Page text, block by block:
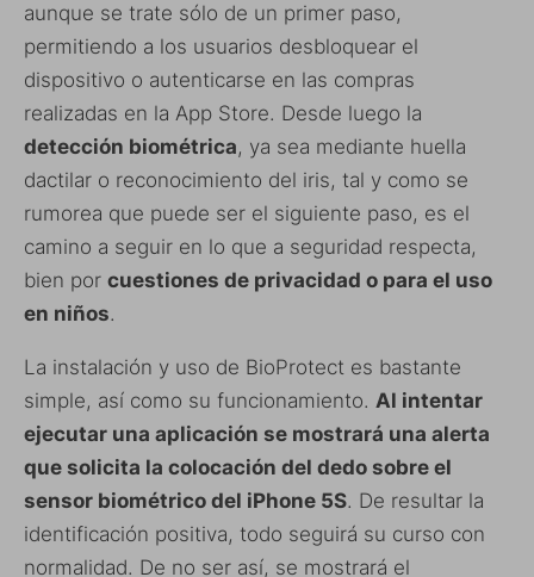
aunque se trate sólo de un primer paso,
permitiendo a los usuarios desbloquear el
dispositivo o autenticarse en las compras
realizadas en la App Store. Desde luego la
detección biométrica, ya sea mediante huella
dactilar o reconocimiento del iris, tal y como se
rumorea que puede ser el siguiente paso, es el
camino a seguir en lo que a seguridad respecta,
bien por cuestiones de privacidad o para el uso
en niños.
La instalación y uso de BioProtect es bastante
simple, así como su funcionamiento. Al intentar
ejecutar una aplicación se mostrará una alerta
que solicita la colocación del dedo sobre el
sensor biométrico del iPhone 5S. De resultar la
identificación positiva, todo seguirá su curso con
normalidad. De no ser así, se mostrará el